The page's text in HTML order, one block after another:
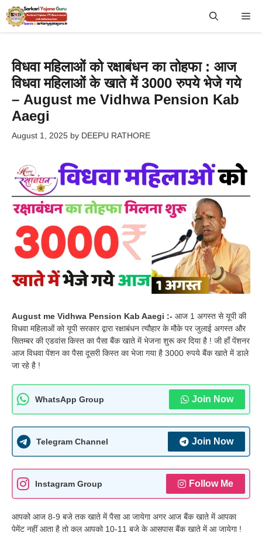
Skip
to
विधवा महिलाओं को रक्षाबंधन का तोहफा : आज
विधवा महिलाओं के खाते में 3000 रुपये भेजे गये
– August me Vidhwa Pension Kab
Aaegi
August 1, 2025 by DEEPU RATHORE
August me Vidhwa Pension Kab Aaegi :- आज 1 अगस्त से यूपी की
विधवा महिलाओं को यूपी सरकार द्वारा रक्षाबंधन त्यौहार के मौके पर जुलाई अगस्त और
सितम्बर की एडवांस किस्त का पैसा बैंक खाते में भेजना शुरू कर दिया है ! जी हाँ पेंशनर
आज विधवा पेंशन का पैसा दूसरी किस्त का भेजा गया है 3000 रुपये बैंक खाते में डाले
जा रहे है !
WhatsApp Group Join Now
Telegram Channel Join Now
Instagram Group Follow Me
आपको आज 8-9 बजे तक खाते में पैसा आ जायेगा अगर आज बैंक खाते में आपका
पेमेंट नहीं आता है तो कल आपको 10-11 बजे के आसपास बैंक खाते में आ जायेगा !